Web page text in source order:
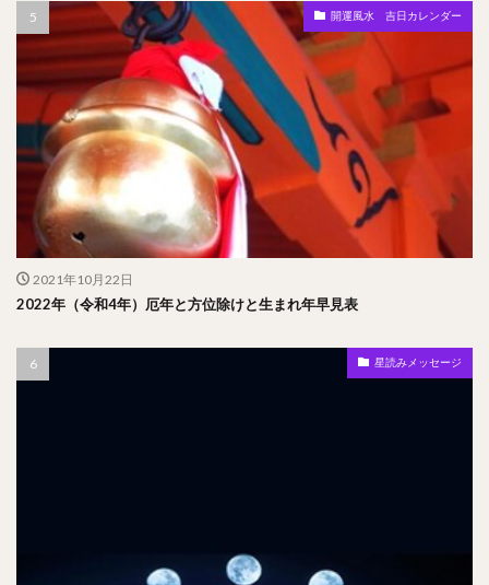
開運風水 吉日カレンダー
2021年10月22日
2022年（令和4年）厄年と方位除けと生まれ年早見表
星読みメッセージ